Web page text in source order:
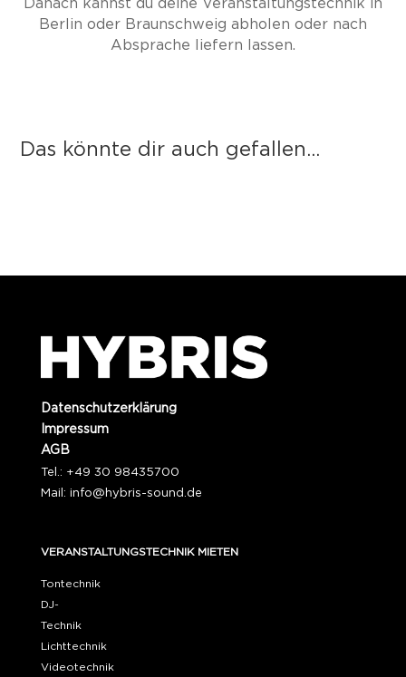
Berlin oder Braunschweig abholen oder nach
Absprache liefern lassen.
Das könnte dir auch gefallen...
Datenschutzerklärung
Impressum
AGB
Tel.: +49 30 98435700
Mail: info@hybris-sound.de
VERANSTALTUNGSTECHNIK MIETEN
Tontechnik
DJ-
Technik
Lichttechnik
Videotechnik